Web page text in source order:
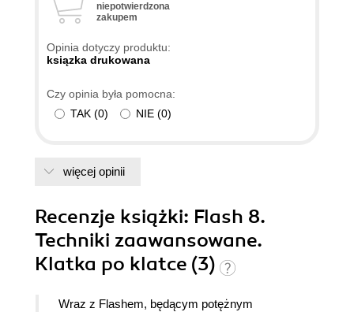
niepotwierdzona
zakupem
Opinia dotyczy produktu:
ksiązka drukowana
Czy opinia była pomocna:
TAK (0) NIE (0)
więcej opinii
Recenzje książki: Flash 8.
Techniki zaawansowane.
Klatka po klatce (3)
Wraz z Flashem, będącym potężnym